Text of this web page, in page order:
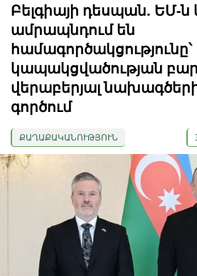
Բելգիայի դեսպան. ԵՄ-
ամրապնդում են
համագործակցությունը՝
կապակցվածության
վերաբերյալ
գործում
ՔԱՂԱՔԱԿԱՆՈՒԹՅՈՒՆ